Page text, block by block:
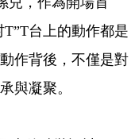
台上的動作都是
作背後，不僅是對
與凝聚。